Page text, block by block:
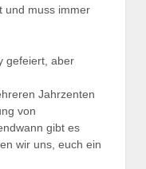
und muss immer
gefeiert, aber
Jahrzenten
von
gibt es
wir uns, euch ein